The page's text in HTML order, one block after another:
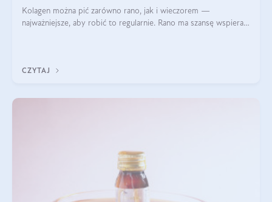
Kolagen można pić zarówno rano, jak i wieczorem —
najważniejsze, aby robić to regularnie. Rano ma szansę wspierać
CZYTAJ